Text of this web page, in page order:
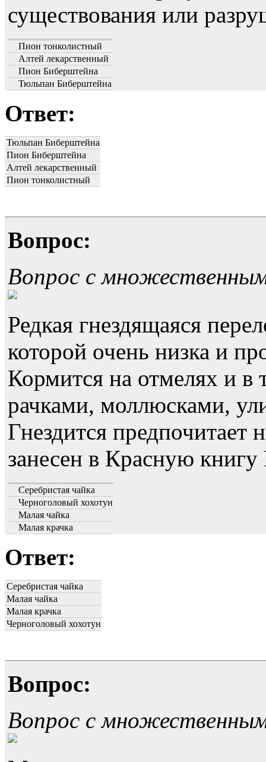
существования или
Пион тонколистный
Алтей лекарственный
Пион Биберштейна
Тюльпан Биберштейна
Ответ:
Тюльпан Биберштейна
Пион Биберштейна
Алтей лекарственный
Пион тонколистный
Вопрос:
Вопрос с
Редкая гнездящаяся
которой очень низка и
Кормится на отмелях и в
рачками, моллюсками,
Гнездится предпочитает
занесен в Красную книгу
Серебристая чайка
Черноголовый хохотун
Малая чайка
Малая крачка
Ответ:
Серебристая чайка
Малая чайка
Малая крачка
Черноголовый хохотун
Вопрос:
Вопрос с